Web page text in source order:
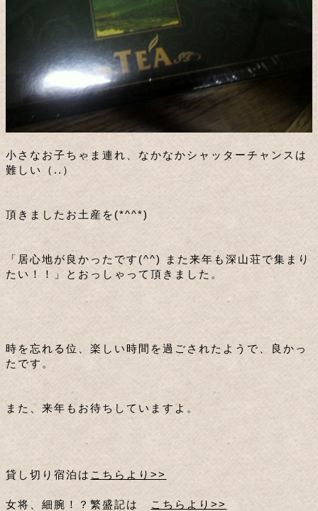
小さなお子ちゃま連れ、なかなかシャッターチャンスは
難しい（..）
頂きましたお土産を(*^^*)
「居心地が良かったです(^^) また来年も深山荘で集まり
たい！！」とおっしゃって頂きました。
時を忘れる位、楽しい時間を過ごされたようで、良かっ
たです。
また、来年もお待ちしていますよ。
貸し切り宿泊は こちらより>>
女将、細腕！？繁盛記は こちらより>>